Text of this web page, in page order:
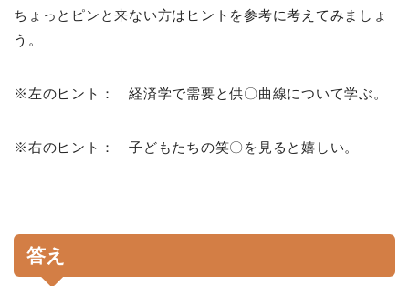
ちょっとピンと来ない方はヒントを参考に考えてみましょ
う。
※左のヒント： 経済学で需要と供〇曲線について学ぶ。
※右のヒント： 子どもたちの笑〇を見ると嬉しい。
答え